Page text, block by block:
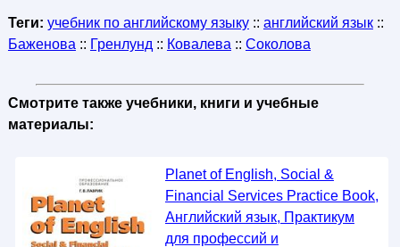
Теги: учебник по английскому языку:: английский язык::
Баженова :: Гренлунд :: Ковалева :: Соколова
Смотрите также учебники, книги и учебные
материалы:
Planet of English, Social &
Financial Services Practice Book,
Английский язык, Практикум
для профессий и